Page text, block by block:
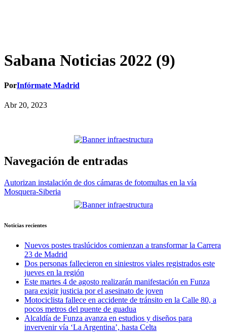
Sabana Noticias 2022 (9)
PorInfórmate Madrid
Abr 20, 2023
Navegación de entradas
Autorizan instalación de dos cámaras de fotomultas en la vía
Mosquera-Siberia
Noticias recientes
Nuevos postes traslúcidos comienzan a transformar la Carrera
23 de Madrid
Dos personas fallecieron en siniestros viales registrados este
jueves en la región
Este martes 4 de agosto realizarán manifestación en Funza
para exigir justicia por el asesinato de joven
Motociclista fallece en accidente de tránsito en la Calle 80, a
pocos metros del puente de guadua
Alcaldía de Funza avanza en estudios y diseños para
invervenir vía ‘La Argentina’, hasta Celta